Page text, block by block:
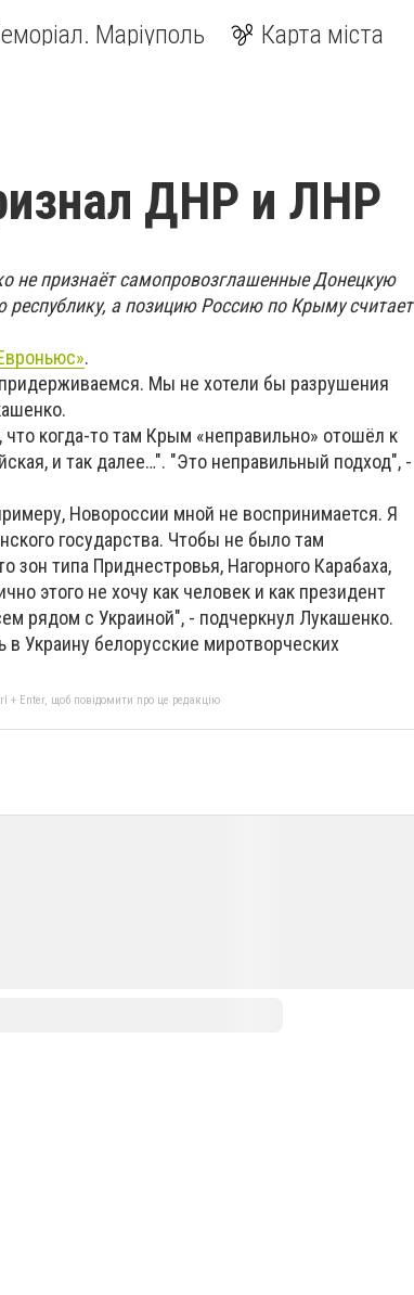
Маріуполь Карта міста
ДНР и ЛНР
не признаёт самопровозглашенные Донецкую
республику, а позицию Россию по Крыму считает
.
Мы не хотели бы разрушения
что когда-то там Крым «неправильно» отошёл к
и так далее…". "Это неправильный подход", -
Новороссии мной не воспринимается. Я
государства. Чтобы не было там
зон типа Приднестровья, Нагорного Карабаха,
этого не хочу как человек и как президент
рядом с Украиной", - подчеркнул Лукашенко.
Украину белорусские миротворческих
+ Enter, щоб повідомити про це редакцію